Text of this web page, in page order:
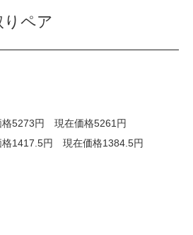
りペア
5273円 現在価格5261円
1417.5円 現在価格1384.5円